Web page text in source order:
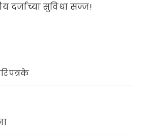
दर्जाच्या सुविधा सज्ज!